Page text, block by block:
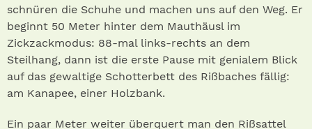
schnüren die Schuhe und machen uns auf den Weg. Er
beginnt 50 Meter hinter dem Mauthäusl im
Zickzackmodus: 88-mal links-rechts an dem
Steilhang, dann ist die erste Pause mit genialem Blick
auf das gewaltige Schotterbett des Rißbaches fällig:
am Kanapee, einer Holzbank.
Ein paar Meter weiter überquert man den Rißsattel